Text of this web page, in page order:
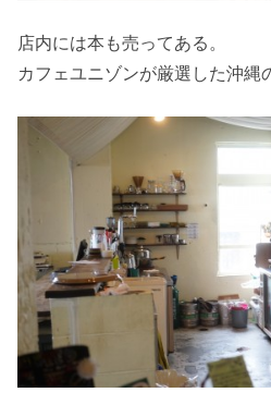
店内には本も売ってある。
カフェユニゾンが厳選した沖縄